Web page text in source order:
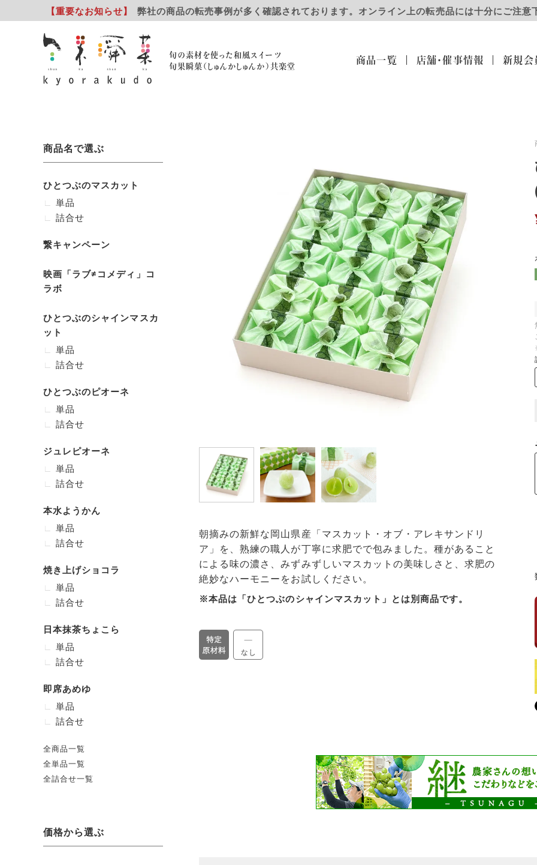
【重要なお知らせ】 弊社の商品の転売事例が多く確認されております。オンライン上の転売品には十分にご注意
旬の素材を使った和風スイーツ
旬果瞬菓（しゅんかしゅんか）共楽堂
商品一覧 店舗・催事情報 新規会
朝摘みの新鮮な岡山県産「マスカット・オブ・アレキサンドリ
ア」を、熟練の職人が丁寧に求肥でで包みました。種があること
による味の濃さ、みずみずしいマスカットの美味しさと、求肥の
絶妙なハーモニーをお試しください。
※本品は「ひとつぶのシャインマスカット」とは別商品です。
商品名で選ぶ
ひとつぶのマスカット
単品
詰合せ
繋キャンペーン
映画「ラブ≠コメディ」コ
ラボ
ひとつぶのシャインマスカ
ット
単品
詰合せ
ひとつぶのピオーネ
単品
詰合せ
ジュレピオーネ
単品
詰合せ
本水ようかん
単品
詰合せ
焼き上げショコラ
単品
詰合せ
日本抹茶ちょこら
単品
詰合せ
即席あめゆ
単品
詰合せ
全商品一覧
全単品一覧
全詰合せ一覧
価格から選ぶ